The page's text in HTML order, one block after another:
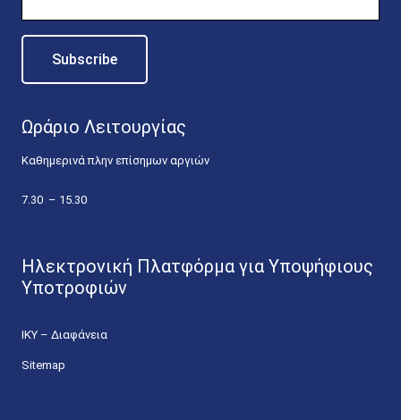
Ωράριο Λειτουργίας
Καθημερινά πλην επίσημων αργιών
7.30 – 15.30
Ηλεκτρονική Πλατφόρμα για Υποψήφιους
Υποτροφιών
ΙΚΥ – Διαφάνεια
Sitemap